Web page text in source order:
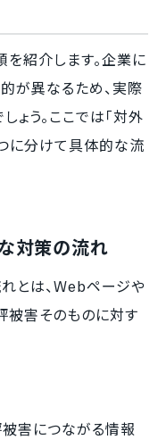
紹介します。企業に
が異なるため、実際
う。ここでは「対外
に分けて具体的な流
対策の流れ
とは、Webページや
被害そのものに対す
害につながる情報